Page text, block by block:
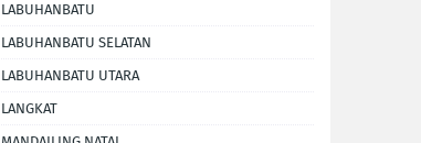
LABUHANBATU
LABUHANBATU SELATAN
LABUHANBATU UTARA
LANGKAT